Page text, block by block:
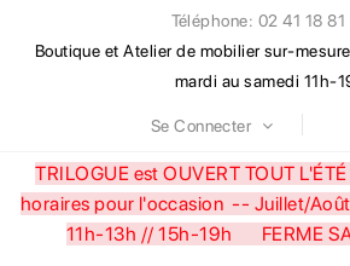
Téléphone: 02 41 18 81
Boutique et Atelier de mobilier sur-
mardi au samedi 11h-
Se Connecter
TRILOGUE est OUVERT TOUT
horaires pour l'occasion -- Juillet/
11h-13h // 15h-19h FERME